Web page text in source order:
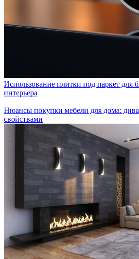
Использование плитки под паркет для
интерьера
Нюансы покупки мебели для дома:
свойствами